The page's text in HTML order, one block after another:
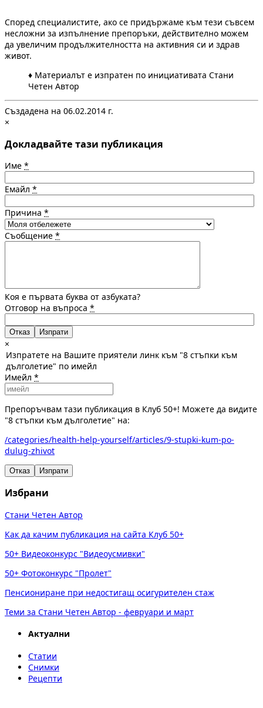
Според специалистите, ако се придържаме към тези съвсем
несложни за изпълнение препоръки, действително можем
да увеличим продължителността на активния си и здрав
живот.
♦ Материалът е изпратен по инициативата Стани
Четен Автор
Създадена на 06.02.2014 г.
×
Докладвайте тази публикация
Име *
Емайл *
Причина *
Съобщение *
Коя е първата буква от азбуката?
Отговор на въпроса *
Отказ
×
Изпратете на Вашите приятели линк към "8 стъпки към
дълголетие" по имейл
Имейл *
Препоръчвам тази публикация в Клуб 50+! Можете да видите
"8 стъпки към дълголетие" на:
/categories/health-help-yourself/articles/9-stupki-kum-po-
dulug-zhivot
Отказ Изпрати
Избрани
Стани Четен Автор
Как да качим публикация на сайта Клуб 50+
50+ Видеоконкурс "Видеоусмивки"
50+ Фотоконкурс "Пролет"
Пенсиониране при недостигащ осигурителен стаж
Теми за Стани Четен Автор - февруари и март
Актуални
Статии
Снимки
Рецепти